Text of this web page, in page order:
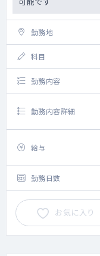
勤務地
科目
勤務内容
勤務内容詳細
給与
勤務日数
お気に入り